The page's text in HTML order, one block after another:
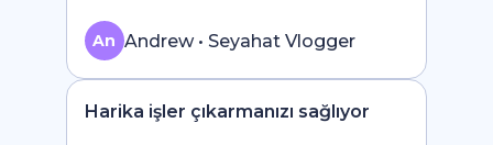
An Andrew • Seyahat Vlogger
Harika işler çıkarmanızı sağlıyor